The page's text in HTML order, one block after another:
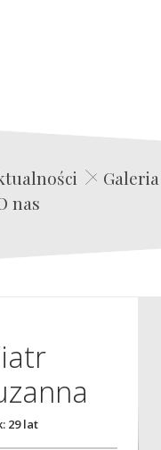
Edwin Film Agencja Aktorska
Galeria
nas
29 lat